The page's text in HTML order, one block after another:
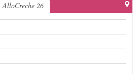
AlloCreche 26